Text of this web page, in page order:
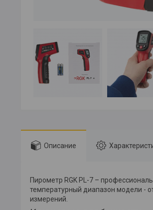
Описание
Пирометр RGK PL-7 –
температурный диапазон модели -
измерений.